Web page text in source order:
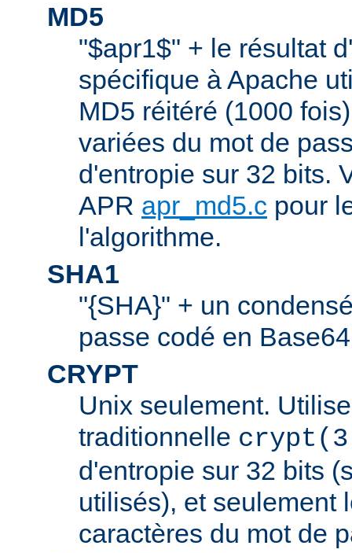
MD5
"$apr1$" + le résultat
spécifique à Apache
MD5 réitéré (1000
variées du mot de
d'entropie sur 32 bits.
APR apr_md5.c pour
l'algorithme.
SHA1
"{SHA}" + un
passe codé en
CRYPT
Unix seulement.
traditionnelle
d'entropie sur 32 bits
utilisés), et seulement
caractères du mot de